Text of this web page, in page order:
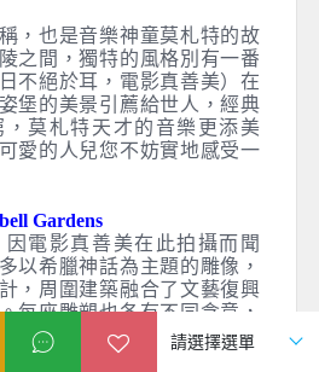
，也是音樂神童莫札特的故
之間，獨特的風格別有一番
不絕於耳，電影真善美）在
堡的美景引薦給世人，經典
莫札特天才的音樂更添美
愛的人兒您不妨實地感受一
Gardens
電影真善美在此拍攝而聞
以希臘神話為主題的雕像，
，周圍建築融合了文藝復興
每座雕塑也各有不同含意，
像代表著空氣、土地、火、
茲堡的著名旅遊目的地。